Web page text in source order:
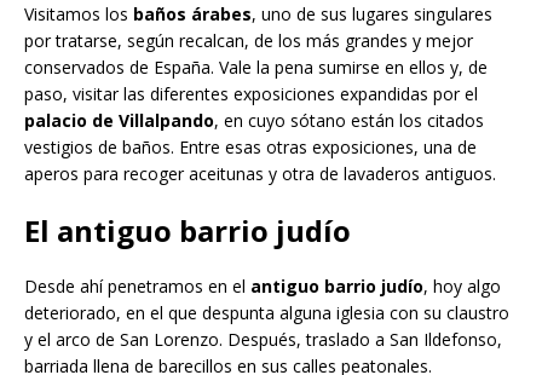
Visitamos los baños árabes, uno de sus lugares singulares
por tratarse, según recalcan, de los más grandes y mejor
conservados de España. Vale la pena sumirse en ellos y, de
paso, visitar las diferentes exposiciones expandidas por el
palacio de Villalpando, en cuyo sótano están los citados
vestigios de baños. Entre esas otras exposiciones, una de
aperos para recoger aceitunas y otra de lavaderos antiguos.
El antiguo barrio judío
Desde ahí penetramos en el antiguo barrio judío, hoy algo
deteriorado, en el que despunta alguna iglesia con su claustro
y el arco de San Lorenzo. Después, traslado a San Ildefonso,
barriada llena de barecillos en sus calles peatonales.